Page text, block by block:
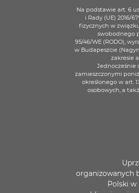
Na podstawie art. 6
i Rady (UE) 2016/
fizycznych w
swobodnego
95/46/WE (RODO),
w Budapeszcie
zakresie
Jednocześnie
zamieszczonymi
określonego w art.
osobowych, a
organizowanych
Polski w